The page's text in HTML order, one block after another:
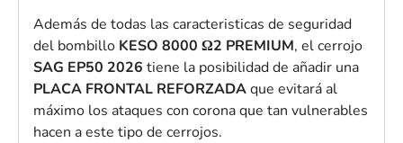
Además de todas las caracteristicas de seguridad
del bombillo KESO 8000 Ω2 PREMIUM, el cerrojo
SAG EP50 2026 tiene la posibilidad de añadir una
PLACA FRONTAL REFORZADAque evitará al
máximo los ataques con corona que tan vulnerables
hacen a este tipo de cerrojos.